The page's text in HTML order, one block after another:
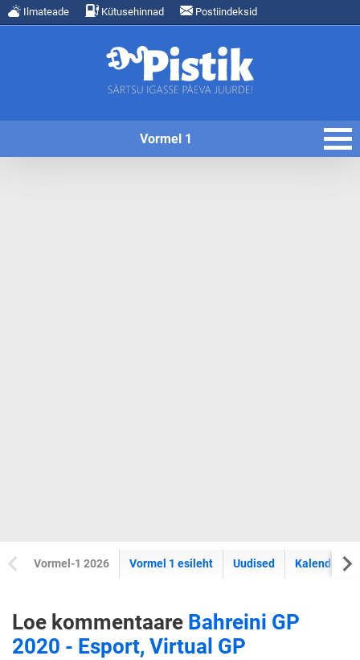
Ilmateade Kütusehinnad Postiindeksid
Vormel 1
Vormel-1 2026 Vormel 1 esileht Uudised Kalender
Loe kommentaare Bahreini GP
2020 - Esport, Virtual GP